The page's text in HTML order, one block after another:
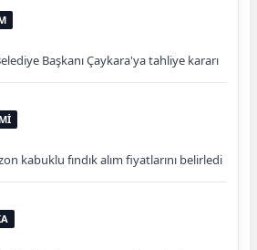
Başkanı Çaykara'ya tahliye kararı
kabuklu fındık alım fiyatlarını belirledi